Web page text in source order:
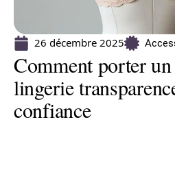
26 décembre 2025
Comment porter
lingerie
confiance